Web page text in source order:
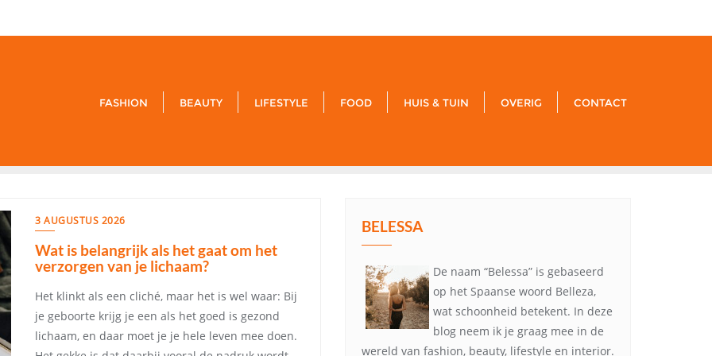
FASHION BEAUTY LIFESTYLE FOOD HUIS & TUIN OVERIG CONTACT
3 AUGUSTUS 2026
Wat is belangrijk als het gaat om het
verzorgen van je lichaam?
Het klinkt als een cliché, maar het is wel waar: Bij
je geboorte krijg je een als het goed is gezond
lichaam, en daar moet je je hele leven mee doen.
BELESSA
De naam “Belessa” is gebaseerd
op het Spaanse woord Belleza,
wat schoonheid betekent. In deze
blog neem ik je graag mee in de
wereld van fashion, beauty, lifestyle en interior.